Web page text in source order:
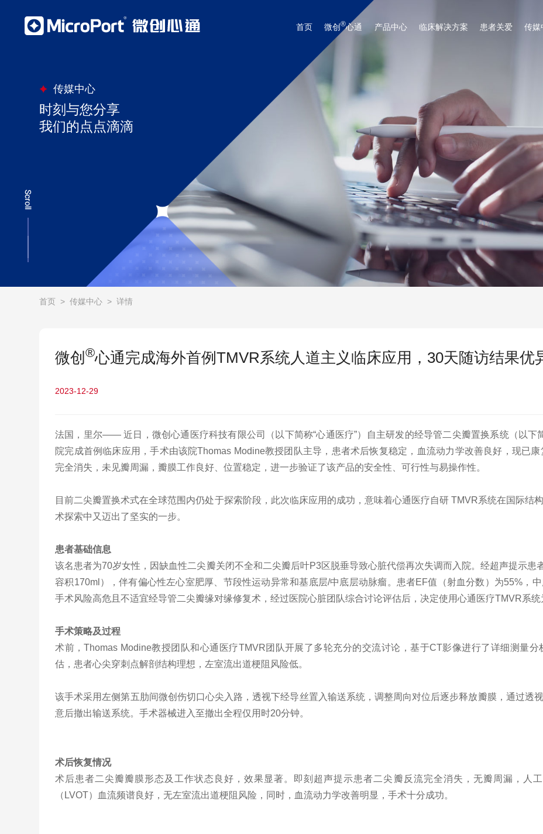
首页 微创®心通 产品中心 临床解决方案 患者关爱 传媒
传媒中心
时刻与您分享
我们的点点滴滴
首页 > 传媒中心 > 详情
微创®心通完成海外首例TMVR系统人道主义临床应用，30天随访结果优
2023-12-29
法国，里尔—— 近日，微创心通医疗科技有限公司（以下简称“心通医疗”）自主研发的经导管二尖瓣置换系统（以下
院完成首例临床应用，手术由该院Thomas Modine教授团队主导，患者术后恢复稳定，血流动力学改善良好，现已
完全消失，未见瓣周漏，瓣膜工作良好、位置稳定，进一步验证了该产品的安全性、可行性与易操作性。
目前二尖瓣置换术式在全球范围内仍处于探索阶段，此次临床应用的成功，意味着心通医疗自研 TMVR系统在国际结
术探索中又迈出了坚实的一步。
患者基础信息
该名患者为70岁女性，因缺血性二尖瓣关闭不全和二尖瓣后叶P3区脱垂导致心脏代偿再次失调而入院。经超声提示患
容积170ml ），伴有偏心性左心室肥厚、节段性运动异常和基底层/中底层动脉瘤。患者EF值（射血分数）为55% ，
手术风险高危且不适宜经导管二尖瓣缘对缘修复术，经过医院心脏团队综合讨论评估后，决定使用心通医疗TMVR系统
手术策略及过程
术前，Thomas Modine教授团队和心通医疗TMVR团队开展了多轮充分的交流讨论，基于CT影像进行了详细测量分
估，患者心尖穿刺点解剖结构理想，左室流出道梗阻风险低。
该手术采用左侧第五肋间微创伤切口心尖入路，透视下经导丝置入输送系统，调整周向对位后逐步释放瓣膜，通过透
意后撤出输送系统。手术器械进入至撤出全程仅用时20分钟。
术后恢复情况
术后患者二尖瓣瓣膜形态及工作状态良好，效果显著。即刻超声提示患者二尖瓣反流完全消失，无瓣周漏，人
（ LVOT）血流频谱良好，无左室流出道梗阻风险，同时，血流动力学改善明显，手术十分成功。